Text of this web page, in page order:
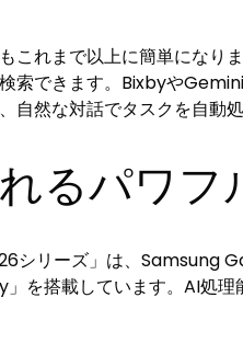
これまで以上に簡単になり
索できます。Bixbyや
自然な対話でタスクを自動処
るパワ
シリーズ」は、Samsung
を搭載しています。AI処理